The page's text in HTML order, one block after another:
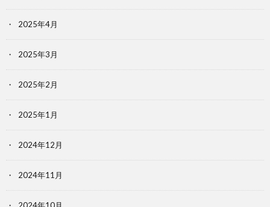
2025年4月
2025年3月
2025年2月
2025年1月
2024年12月
2024年11月